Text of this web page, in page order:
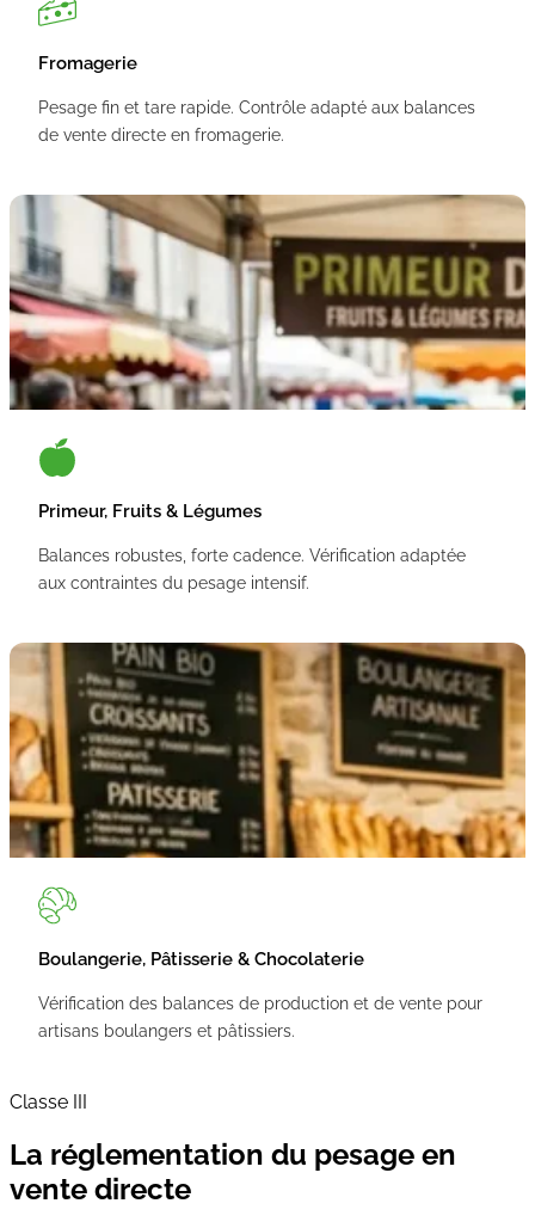
Fromagerie
Pesage fin et tare rapide. Contrôle adapté aux balances
de vente directe en fromagerie.
Primeur, Fruits & Légumes
Balances robustes, forte cadence. Vérification adaptée
aux contraintes du pesage intensif.
Boulangerie, Pâtisserie & Chocolaterie
Vérification des balances de production et de vente pour
artisans boulangers et pâtissiers.
Classe III
La réglementation du pesage en
vente directe